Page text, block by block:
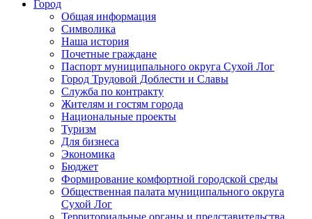
Город
Общая информация
Символика
Наша история
Почетные граждане
Паспорт муниципального округа Сухой Лог
Город Трудовой Доблести и Славы
Служба по контракту
Жителям и гостям города
Национальные проекты
Туризм
Для бизнеса
Экономика
Бюджет
Формирование комфортной городской среды
Общественная палата муниципального округа
Сухой Лог
Территориальные органы и представительства